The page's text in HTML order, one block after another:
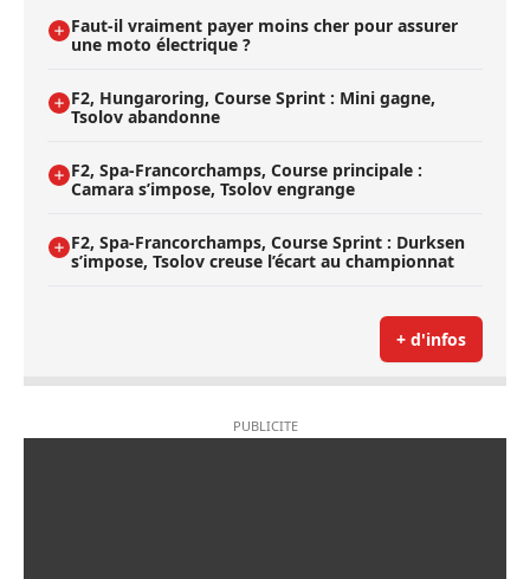
Faut-il vraiment payer moins cher pour assurer
une moto électrique ?
F2, Hungaroring, Course Sprint : Mini gagne,
Tsolov abandonne
F2, Spa-Francorchamps, Course principale :
Camara s’impose, Tsolov engrange
F2, Spa-Francorchamps, Course Sprint : Durksen
s’impose, Tsolov creuse l’écart au championnat
+ d'infos